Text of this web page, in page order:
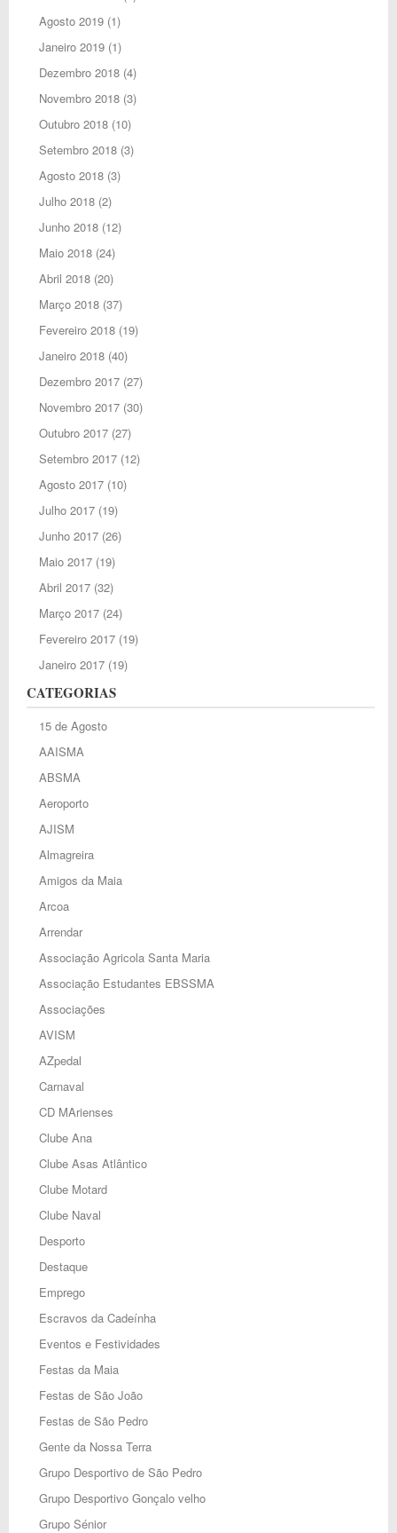
Agosto 2019(1)
Janeiro 2019(1)
Dezembro 2018(4)
Novembro 2018(3)
Outubro 2018(10)
Setembro 2018(3)
Agosto 2018(3)
Julho 2018(2)
Junho 2018(12)
Maio 2018(24)
Abril 2018(20)
Março 2018(37)
Fevereiro 2018(19)
Janeiro 2018(40)
Dezembro 2017(27)
Novembro 2017(30)
Outubro 2017(27)
Setembro 2017(12)
Agosto 2017(10)
Julho 2017(19)
Junho 2017(26)
Maio 2017(19)
Abril 2017(32)
Março 2017(24)
Fevereiro 2017(19)
Janeiro 2017(19)
CATEGORIAS
15 de Agosto
AAISMA
ABSMA
Aeroporto
AJISM
Almagreira
Amigos da Maia
Arcoa
Arrendar
Associação Agricola Santa Maria
Associação Estudantes EBSSMA
Associações
AVISM
AZpedal
Carnaval
CD MArienses
Clube Ana
Clube Asas Atlântico
Clube Motard
Clube Naval
Desporto
Destaque
Emprego
Escravos da Cadeínha
Eventos e Festividades
Festas da Maia
Festas de São João
Festas de São Pedro
Gente da Nossa Terra
Grupo Desportivo de São Pedro
Grupo Desportivo Gonçalo velho
Grupo Sénior